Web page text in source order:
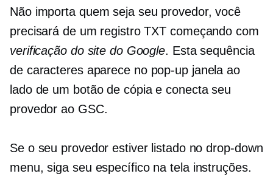
Não importa quem seja seu provedor, você
precisará de um registro TXT começando com
verificação do site do Google. Esta sequência
de caracteres aparece no pop-upjanela ao
lado de um botão de cópia e conecta seu
provedor ao GSC.
Se o seu provedor estiver listado nodrop-down
menu, siga seu específico na telainstruções.